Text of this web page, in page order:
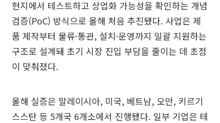
현지에서 테스트하고 상업화 가능성을 확인하는 개념
검증(PoC) 방식으로 올해 처음 추진됐다. 사업은 제
품 제작부터 물류·통관, 설치·운영까지 일괄 지원하는
구조로 설계돼 초기 시장 진입 부담을 줄이는 데 초점
이 맞춰졌다.
올해 실증은 말레이시아, 미국, 베트남, 오만, 키르기
스스탄 등 5개국 6개소에서 진행됐다. 일부 기업은 테